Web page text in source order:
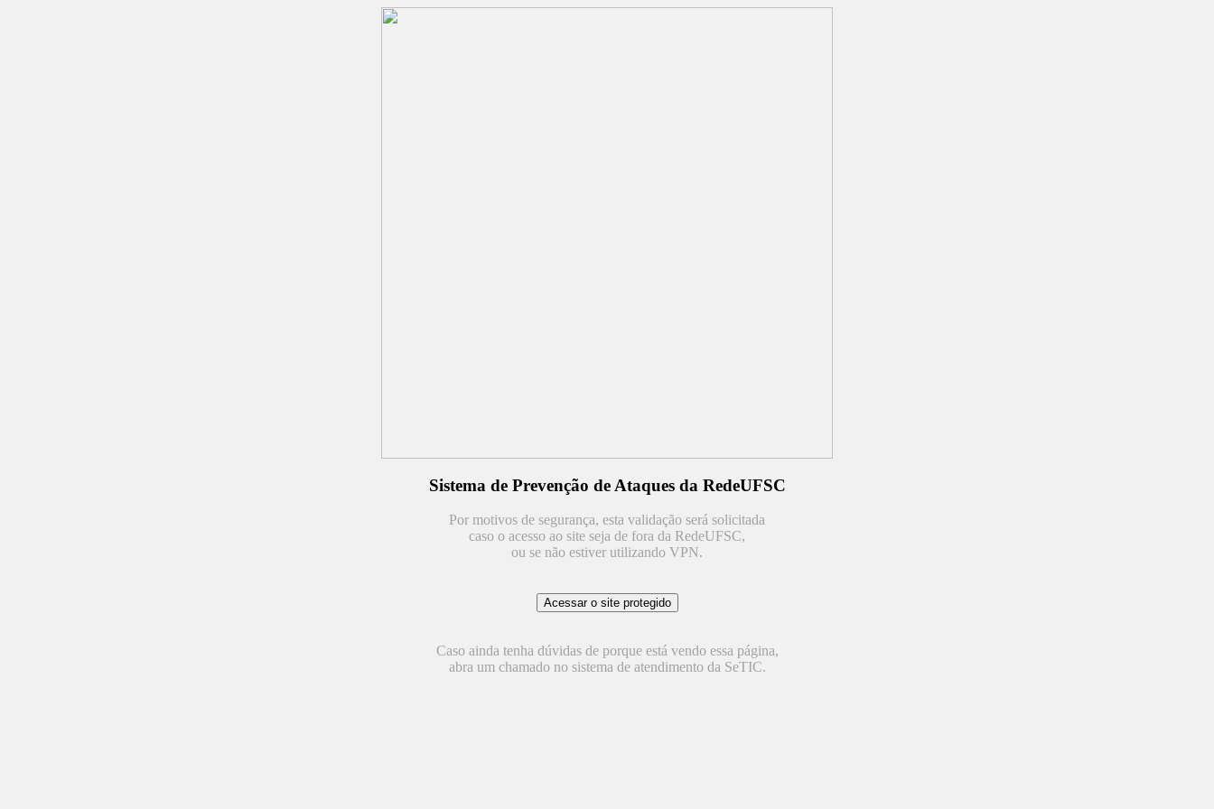
Sistema de Prevenção de Ataques da RedeUFSC
Por motivos de segurança, esta validação será solicitada
caso o acesso ao site seja de fora da RedeUFSC,
ou se não estiver utilizando VPN.
Caso ainda tenha dúvidas de porque está vendo essa página,
abra um chamado no sistema de atendimento da SeTIC.